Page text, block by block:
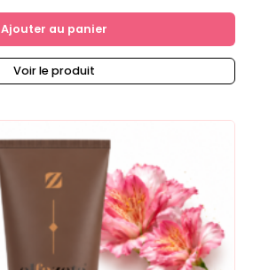
Ajouter au panier
Voir le produit